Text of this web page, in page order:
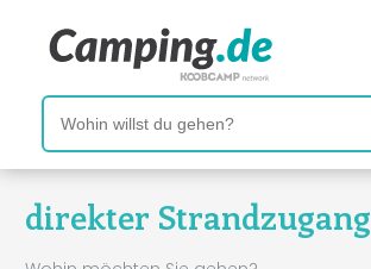
direkter Strandzugang